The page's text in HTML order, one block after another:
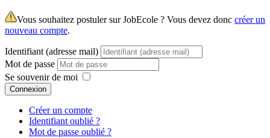
Vous souhaitez postuler sur JobEcole ? Vous devez donc créer un
nouveau compte.
Identifiant (adresse mail)
Mot de passe
Se souvenir de moi
Connexion
Créer un compte
Identifiant oublié ?
Mot de passe oublié ?